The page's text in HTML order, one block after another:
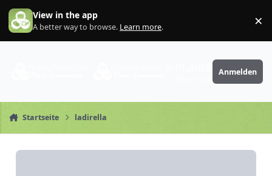
Zum Inhalt springen
View in the app
A better way to browse. Learn more. ×
PhantaFriends.de
Anmelden
Startseite ladirella